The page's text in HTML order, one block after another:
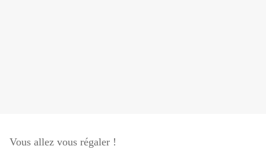
Vous allez vous régaler !